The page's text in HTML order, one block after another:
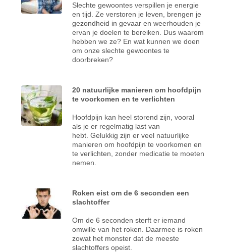
Slechte gewoontes verspillen je energie
en tijd. Ze verstoren je leven, brengen je
gezondheid in gevaar en weerhouden je
ervan je doelen te bereiken. Dus waarom
hebben we ze? En wat kunnen we doen
om onze slechte gewoontes te
doorbreken?
20 natuurlijke manieren om hoofdpijn
te voorkomen en te verlichten
Hoofdpijn kan heel storend zijn, vooral
als je er regelmatig last van
hebt. Gelukkig zijn er veel natuurlijke
manieren om hoofdpijn te voorkomen en
te verlichten, zonder medicatie te moeten
nemen.
Roken eist om de 6 seconden een
slachtoffer
Om de 6 seconden sterft er iemand
omwille van het roken. Daarmee is roken
zowat het monster dat de meeste
slachtoffers opeist.